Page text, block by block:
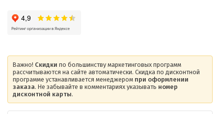
Важно! Скидки по большинству маркетинговых программ
рассчитываются на сайте автоматически. Скидка по дисконтной
программе устанавливается менеджером при оформлении
заказа. Не забывайте в комментариях указывать номер
дисконтной карты.